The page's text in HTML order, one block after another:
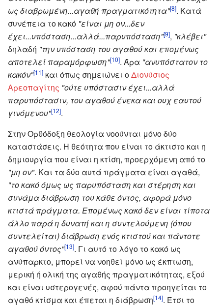
ως διαβρωμένη...αγαθή πραγματικότητα"[8]. Κατά
συνέπεια το κακό "είναι μη ον...δεν
έχει...υπόσταση...αλλά...παρυπόσταση"[9], "κλέβει"
δηλαδή "την υπόσταση του αγαθού και επομένως
αποτελεί παραμόρφωση"[10]. Άρα "ανυπόστατον το
κακόν"[11] και όπως σημειώνει οΔιονύσιος
Αρεοπαγίτης "ούτε υπόστασιν έχει...αλλά
παρυπόστασιν, του αγαθού ένεκα και ουχ εαυτού
γινόμενου"[12].
Στην Ορθόδοξη θεολογία νοούνται μόνο δύο
καταστάσεις. Η θεότητα που είναι το άκτιστο και η
δημιουργία που είναι η κτίση, προερχόμενη από το
"μη ον". Και τα δύο αυτά πράγματα είναι αγαθά,
"το κακό όμως ως παρυπόσταση και στέρηση και
συνάμα διάβρωση του κάθε όντος, αφορά μόνο
κτιστά πράγματα. Επομένως κακό δεν είναι τίποτα
άλλο παρά η δυνατή και η συντελούμενη (όπου
συντελείται) διάβρωση ενός κτιστού και πάντοτε
αγαθού όντος"[13]. Γι αυτό το λόγο το κακό ως
ανύπαρκτο, μπορεί να νοηθεί μόνο ως έκπτωση,
μερική ή ολική της αγαθής πραγματικότητας, εξού
και είναι υστερογενές, αφού πάντα προηγείται το
αγαθό κτίσμα και έπεται η διάβρωση[14]. Έτσι το